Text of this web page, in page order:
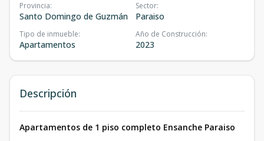
Provincia:
Santo Domingo de Guzmán
Sector:
Paraiso
Tipo de inmueble:
Apartamentos
Año de Construcción:
2023
Descripción
Apartamentos de 1 piso completo Ensanche Paraiso